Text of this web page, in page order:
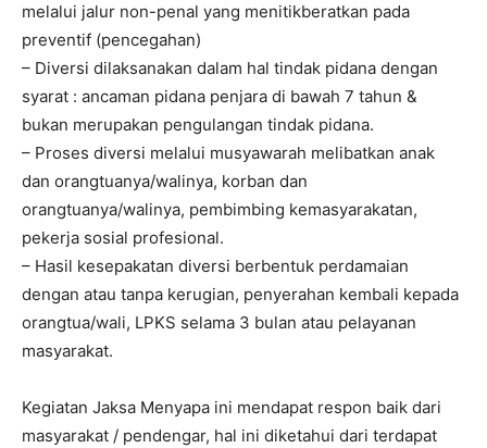
melalui jalur non-penal yang menitikberatkan pada
preventif (pencegahan)
– Diversi dilaksanakan dalam hal tindak pidana dengan
syarat : ancaman pidana penjara di bawah 7 tahun &
bukan merupakan pengulangan tindak pidana.
– Proses diversi melalui musyawarah melibatkan anak
dan orangtuanya/walinya, korban dan
orangtuanya/walinya, pembimbing kemasyarakatan,
pekerja sosial profesional.
– Hasil kesepakatan diversi berbentuk perdamaian
dengan atau tanpa kerugian, penyerahan kembali kepada
orangtua/wali, LPKS selama 3 bulan atau pelayanan
masyarakat.
Kegiatan Jaksa Menyapa ini mendapat respon baik dari
masyarakat / pendengar, hal ini diketahui dari terdapat